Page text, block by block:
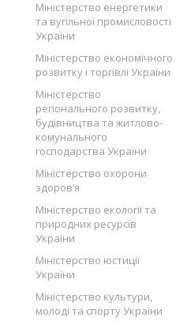
Міністерство енергетики
та вугільної промисловості
України
Міністерство економічного
розвитку і торгівлі України
Міністерство
регіонального розвитку,
будівництва та житлово-
комунального
господарства України
Міністерство охорони
здоров’я
Міністерство екології та
природних ресурсів
України
Міністерство юстиції
України
Міністерство культури,
молоді та спорту України